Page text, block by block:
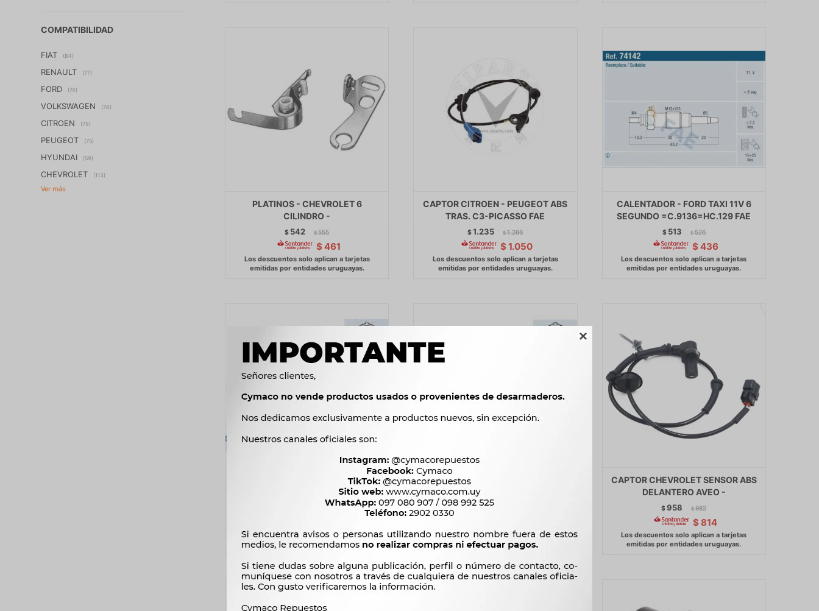

PLATINOS - CHEVROLET 6
CILINDRO -
$ 542 $ 555
$ 461
CAPTOR CITROEN - PEUGEOT ABS
TRAS. C3-PICASSO FAE
$1.235 $ 1.266
$ 1.050
CALENTADOR - FORD TAXI 11V 6
SEGUNDO =C.9136=HC.129 FAE
$ 513 $ 526
$ 436
CAPTOR RENAULT SENSOR ABS
TRAS. DER. SCENIC FAE
2.988
CAPTOR RENAULT SENSOR ABS
TRAS. IZQ. SCENIC FAE
$ 2.917
CAPTOR CHEVROLET SENSOR ABS
DELANTERO AVEO -
$958 $ 982
$ 814
COMPATIBILIDAD
FIAT (84)
RENAULT (77)
FORD (74)
VOLKSWAGEN (76)
CITROEN (79)
PEUGEOT (75)
HYUNDAI (59)
CHEVROLET (113)